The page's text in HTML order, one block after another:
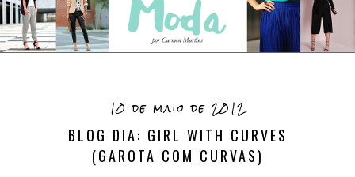
10 de maio de 2012
BLOG DIA: GIRL WITH CURVES
(GAROTA COM CURVAS)